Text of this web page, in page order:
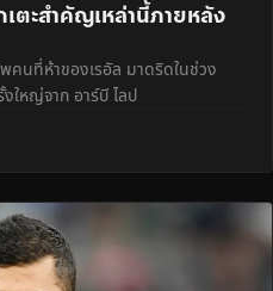
ตะสำคัญเหล่านี้ภายหลัง
คนที่ห้าของเรอัล มาดริดในช่วง
ใหญ่จาก อาร์บี ไลป